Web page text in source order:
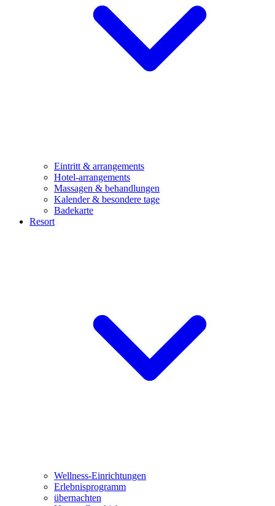
Eintritt & arrangements
Hotel-arrangements
Massagen & behandlungen
Kalender & besondere tage
Badekarte
Resort
Wellness-Einrichtungen
Erlebnisprogramm
übernachten